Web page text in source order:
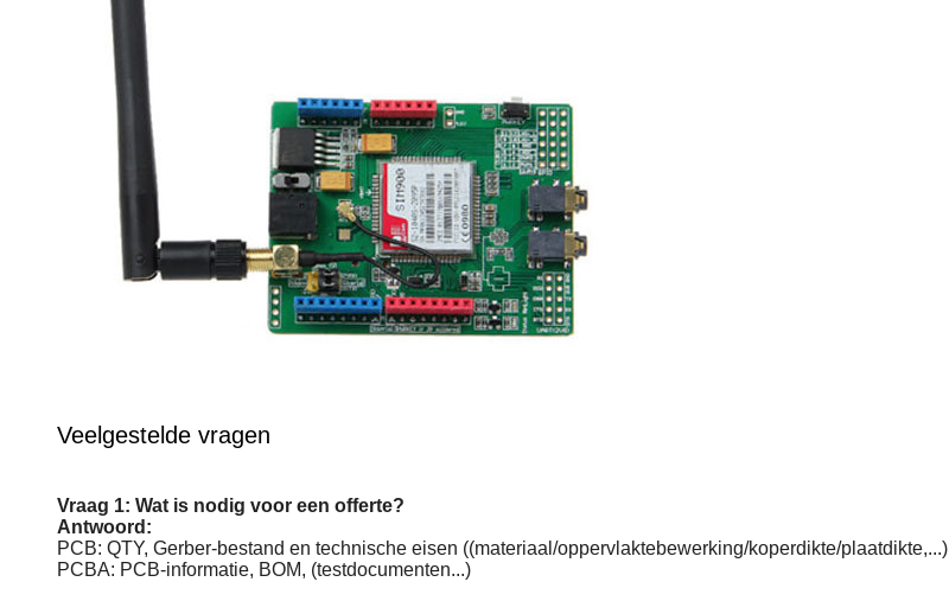
Veelgestelde vragen
Vraag 1: Wat is nodig voor een offerte?
Antwoord:
PCB: QTY, Gerber-bestand en technische eisen ((materiaal/oppervlaktebewerking/koperdikte/plaatdikte,...)
PCBA: PCB-informatie, BOM, (testdocumenten...)